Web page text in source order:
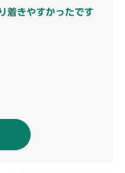
着きやすかったです